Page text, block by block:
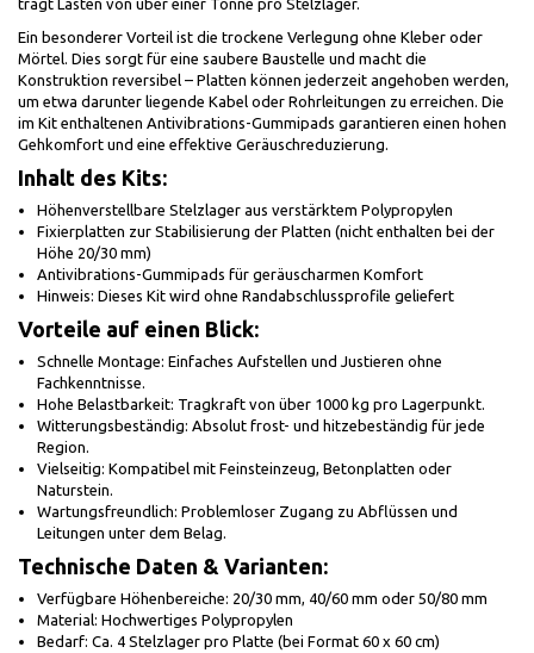
trägt Lasten von über einer Tonne pro Stelzlager.
Ein besonderer Vorteil ist die trockene Verlegung ohne Kleber oder
Mörtel. Dies sorgt für eine saubere Baustelle und macht die
Konstruktion reversibel – Platten können jederzeit angehoben werden,
um etwa darunter liegende Kabel oder Rohrleitungen zu erreichen. Die
im Kit enthaltenen Antivibrations-Gummipads garantieren einen hohen
Gehkomfort und eine effektive Geräuschreduzierung.
Inhalt des Kits:
Höhenverstellbare Stelzlager aus verstärktem Polypropylen
Fixierplatten zur Stabilisierung der Platten (nicht enthalten bei der
Höhe 20/30 mm)
Antivibrations-Gummipads für geräuscharmen Komfort
Hinweis: Dieses Kit wird ohne Randabschlussprofile geliefert
Vorteile auf einen Blick:
Schnelle Montage: Einfaches Aufstellen und Justieren ohne
Fachkenntnisse.
Hohe Belastbarkeit: Tragkraft von über 1000 kg pro Lagerpunkt.
Witterungsbeständig: Absolut frost- und hitzebeständig für jede
Region.
Vielseitig: Kompatibel mit Feinsteinzeug, Betonplatten oder
Naturstein.
Wartungsfreundlich: Problemloser Zugang zu Abflüssen und
Leitungen unter dem Belag.
Technische Daten & Varianten:
Verfügbare Höhenbereiche: 20/30 mm, 40/60 mm oder 50/80 mm
Material: Hochwertiges Polypropylen
Bedarf: Ca. 4 Stelzlager pro Platte (bei Format 60 x 60 cm)